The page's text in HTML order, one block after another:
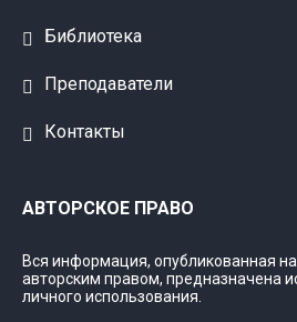
Библиотека
Преподаватели
Контакты
АВТОРСКОЕ ПРАВО
Вся информация, опубликованная
авторским правом, предназначена
личного использования.